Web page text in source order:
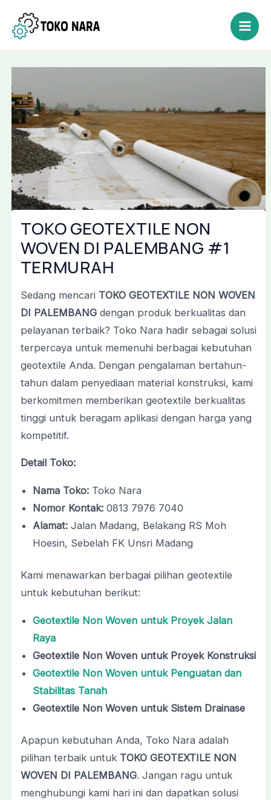
konten
Main
TOKO GEOTEXTILE NON
WOVEN DI PALEMBANG #1
TERMURAH
Sedang mencari TOKO GEOTEXTILE NON WOVEN
DI PALEMBANGdengan produk berkualitas dan
pelayanan terbaik? Toko Nara hadir sebagai solusi
terpercaya untuk memenuhi berbagai kebutuhan
geotextile Anda. Dengan pengalaman bertahun-
tahun dalam penyediaan material konstruksi, kami
berkomitmen memberikan geotextile berkualitas
tinggi untuk beragam aplikasi dengan harga yang
kompetitif.
Detail Toko:
Nama Toko:Toko Nara
Nomor Kontak:0813 7976 7040
Alamat:Jalan Madang, Belakang RS Moh
Hoesin, Sebelah FK Unsri Madang
Kami menawarkan berbagai pilihan geotextile
untuk kebutuhan berikut:
Geotextile Non Woven untuk Proyek Jalan
Raya
Geotextile Non Woven untuk Proyek Konstruksi
Geotextile Non Woven untuk Penguatan dan
Stabilitas Tanah
Geotextile Non Woven untuk Sistem Drainase
Apapun kebutuhan Anda, Toko Nara adalah
pilihan terbaik untuk TOKO GEOTEXTILE NON
WOVEN DI PALEMBANG. Jangan ragu untuk
menghubungi kami hari ini dan dapatkan solusi
navigation